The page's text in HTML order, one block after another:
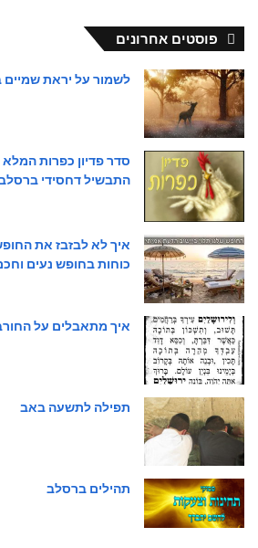
פוסטים אחרונים
לשמור על יראת שמיים
סדר פדיון כפרות
התבשיל דחסידי
איך לא לבזבז את
כוחות בחופש נעים
איך מתאבלים על
תפילה לתשעה באב
תהילים ברסלב